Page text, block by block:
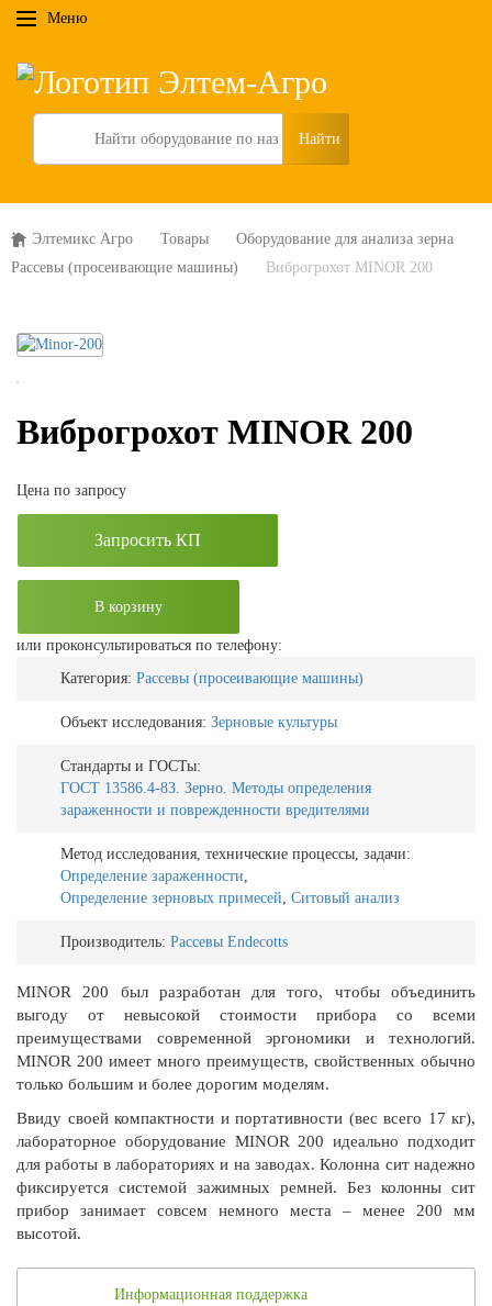
Меню
Search
Элтемикс Агро Товары
Оборудование для анализа зерна
Рассевы (просеивающие машины)
Виброгрохот MINOR 200
Виброгрохот MINOR 200
Цена по запросу
Запросить КП
В корзину
или проконсультироваться по телефону:
Категория: Рассевы (просеивающие машины)
Объект исследования: Зерновые культуры
Стандарты и ГОСТы:
ГОСТ 13586.4-83. Зерно. Методы определения
зараженности и поврежденности вредителями
Метод исследования, технические процессы, задачи:
Определение зараженности
Определение зерновых примесей Ситовый анализ
Производитель: Рассевы Endecotts
MINOR 200 был разработан для того, чтобы объединить
выгоду от невысокой стоимости прибора со всеми
преимуществами современной эргономики и технологий.
MINOR 200 имеет много преимуществ, свойственных обычно
только большим и более дорогим моделям.
Ввиду своей компактности и портативности (вес всего 17 кг),
лабораторное оборудование MINOR 200 идеально подходит
для работы в лабораториях и на заводах. Колонна сит надежно
фиксируется системой зажимных ремней. Без колонны сит
прибор занимает совсем немного места – менее 200 мм
высотой.
Информационная поддержка